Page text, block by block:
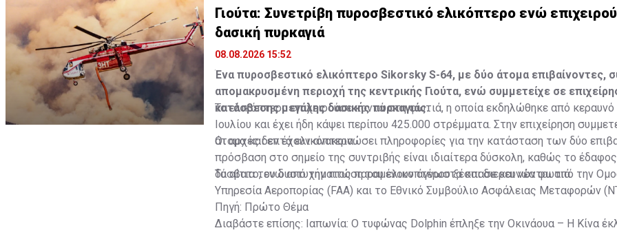
Γιούτα: Συνετρίβη πυροσβεστικό ελικόπτερο ενώ
δασική πυρκαγιά
08.08.2026 15:52
Ένα πυροσβεστικό ελικόπτερο Sikorsky S-64, με δύο άτομα επιβαίνοντες,
απομακρυσμένη περιοχή της κεντρικής Γιούτα, ενώ συμμετείχε σε
κατάσβεσης μεγάλης δασικής πυρκαγιάς.
Το ελικόπτερο επιχειρούσε κοντά στη φωτιά, η οποία εκδηλώθηκε από κεραυνό
Ιουλίου και έχει ήδη κάψει περίπου 425.000 στρέμματα. Στην επιχείρηση
άτομα και επτά ελικόπτερα.
Οι αρχές δεν έχουν ανακοινώσει πληροφορίες για την κατάσταση των δύο
πρόσβαση στο σημείο της συντριβής είναι ιδιαίτερα δύσκολη, καθώς το έδαφος
δύσβατο, ενώ από την πτώση του ελικοπτέρου ξέσπασε και νέα φωτιά.
Τα αίτια του δυστυχήματος παραμένουν άγνωστα και διερευνώνται από την
Υπηρεσία Αεροπορίας (FAA) και το Εθνικό Συμβούλιο Ασφάλειας Μεταφορών
Πηγή: Πρώτο Θέμα
Διαβάστε επίσης: Ιαπωνία: Ο τυφώνας Dolphin έπληξε την Οκινάουα – Η Κίνα